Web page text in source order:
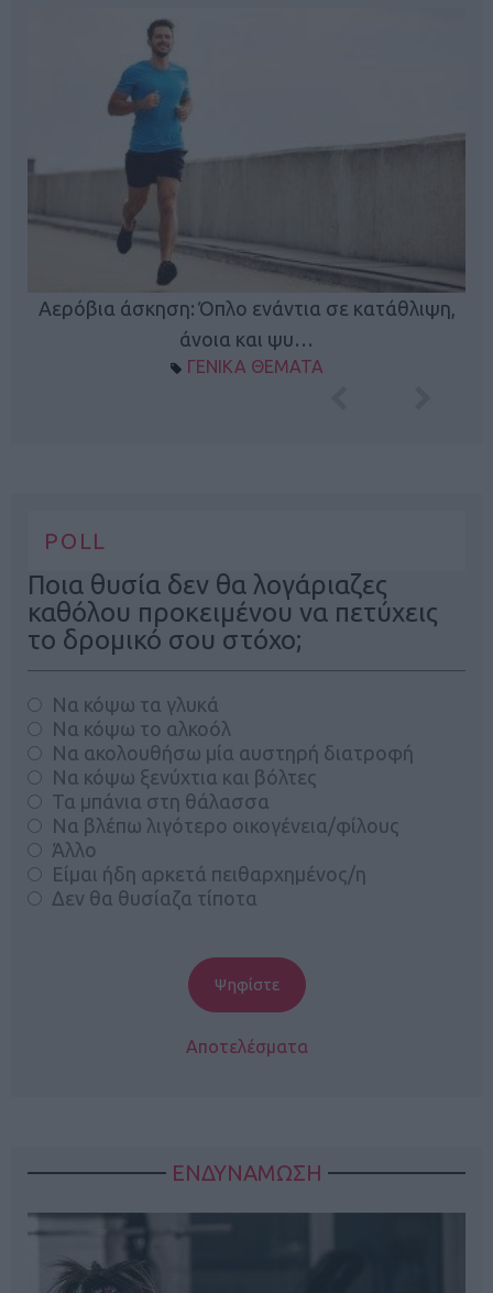
Αερόβια άσκηση: Όπλο ενάντια σε κατάθλιψη,
άνοια και ψυ…
ΓΕΝΙΚΑ ΘΕΜΑΤΑ
POLL
Ποια θυσία δεν θα λογάριαζες
καθόλου προκειμένου να πετύχεις
το δρομικό σου στόχο;
Να κόψω τα γλυκά
Να κόψω το αλκοόλ
Να ακολουθήσω μία αυστηρή διατροφή
Να κόψω ξενύχτια και βόλτες
Τα μπάνια στη θάλασσα
Να βλέπω λιγότερο οικογένεια/φίλους
Άλλο
Είμαι ήδη αρκετά πειθαρχημένος/η
Δεν θα θυσίαζα τίποτα
Αποτελέσματα
ΕΝΔΥΝΑΜΩΣΗ